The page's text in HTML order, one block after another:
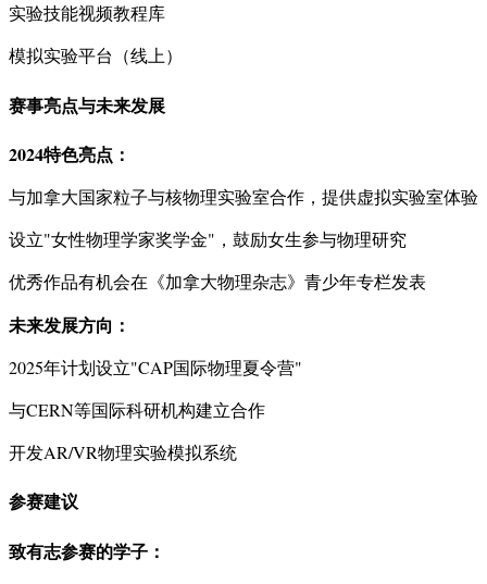
实验技能视频教程库
模拟实验平台（线上）
赛事亮点与未来发展
2024特色亮点：
与加拿大国家粒子与核物理实验室合作，提供虚拟实验室体验
设立"女性物理学家奖学金"，鼓励女生参与物理研究
优秀作品有机会在《加拿大物理杂志》青少年专栏发表
未来发展方向：
2025年计划设立"CAP国际物理夏令营"
与CERN等国际科研机构建立合作
开发AR/VR物理实验模拟系统
参赛建议
致有志参赛的学子：